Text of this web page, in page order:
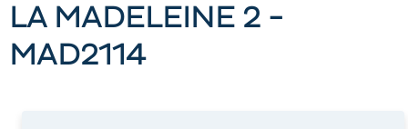
LA MADELEINE 2 -
MAD2114